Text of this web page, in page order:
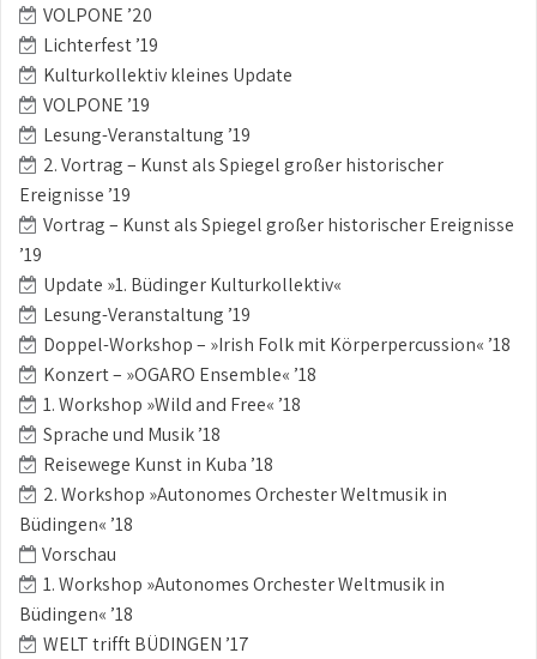
VOLPONE ’20
Lichterfest ’19
Kulturkollektiv kleines Update
VOLPONE ’19
Lesung-Veranstaltung ’19
2. Vortrag – Kunst als Spiegel großer historischer
Ereignisse ’19
Vortrag – Kunst als Spiegel großer historischer Ereignisse
’19
Update »1. Büdinger Kulturkollektiv«
Lesung-Veranstaltung ’19
Doppel-Workshop – »Irish Folk mit Körperpercussion« ’18
Konzert – »OGARO Ensemble« ’18
1. Workshop »Wild and Free« ’18
Sprache und Musik ’18
Reisewege Kunst in Kuba ’18
2. Workshop »Autonomes Orchester Weltmusik in
Büdingen« ’18
Vorschau
1. Workshop »Autonomes Orchester Weltmusik in
Büdingen« ’18
WELT trifft BÜDINGEN ’17